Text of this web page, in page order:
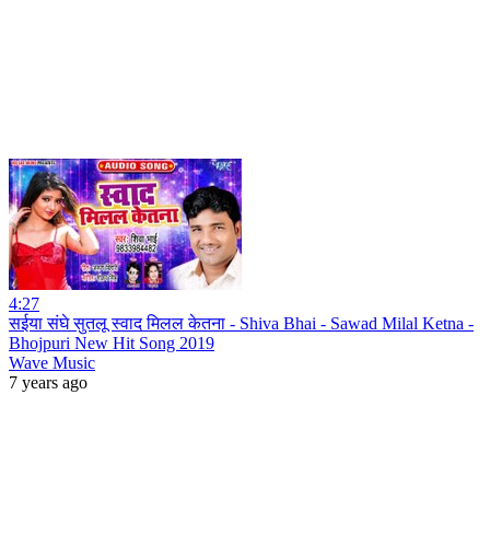
4:27
सईया संघे सुतलू स्वाद मिलल केतना - Shiva Bhai - Sawad Milal Ketna -
Bhojpuri New Hit Song 2019
Wave Music
7 years ago